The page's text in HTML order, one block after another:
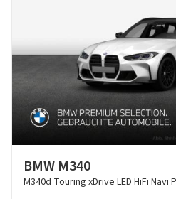
BMW M340
M340d Touring xDrive LED HiFi Navi